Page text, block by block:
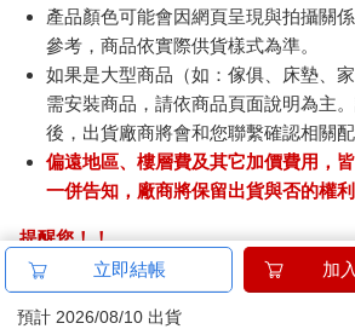
產品顏色可能會因網頁呈現與拍攝關
參考，商品依實際供貨樣式為準。
如果是大型商品（如：傢俱、床墊、
需安裝商品，請依商品頁面說明為主
後，出貨廠商將會和您聯繫確認相關配
偏遠地區、樓層費及其它加價費用，
一併告知，廠商將保留出貨與否的權利
提醒您！！
金石堂及銀行均不會請您操作ATM! 如接
ATM提款機，請不要聽從指示，以免受騙
立即結帳 加
預計 2026/08/10 出貨